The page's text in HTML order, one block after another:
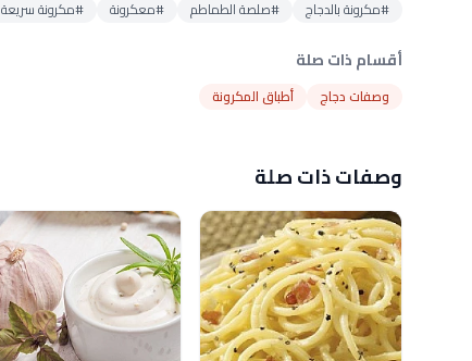
#مكرونة بالدجاج #صلصة الطماطم #معكرونة #مكرونة سريعة
أقسام ذات صلة
وصفات دجاج أطباق المكرونة
وصفات ذات صلة